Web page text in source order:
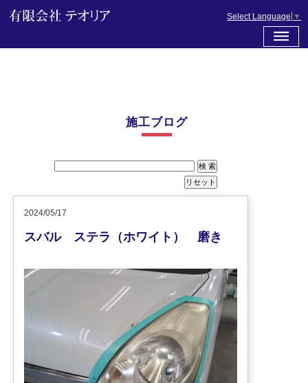
Select Language ▼
施工ブログ
2024/05/17
スバル ステラ（ホワイト） 磨き